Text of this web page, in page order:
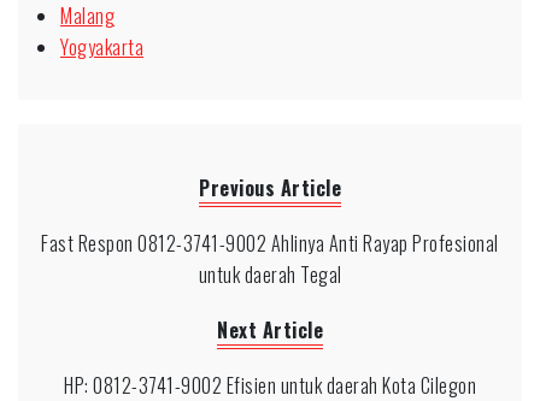
Malang
Yogyakarta
Previous Article
Fast Respon 0812-3741-9002 Ahlinya Anti Rayap Profesional
untuk daerah Tegal
Next Article
HP: 0812-3741-9002 Efisien untuk daerah Kota Cilegon